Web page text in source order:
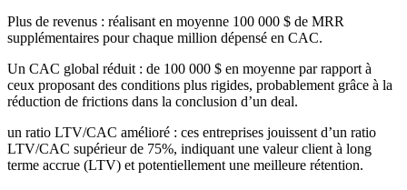
Plus de revenus : réalisant en moyenne 100 000 $ de MRR
supplémentaires pour chaque million dépensé en CAC.
Un CAC global réduit : de 100 000 $ en moyenne par rapport à
ceux proposant des conditions plus rigides, probablement grâce à la
réduction de frictions dans la conclusion d’un deal.
un ratio LTV/CAC amélioré : ces entreprises jouissent d’un ratio
LTV/CAC supérieur de 75%, indiquant une valeur client à long
terme accrue (LTV) et potentiellement une meilleure rétention.